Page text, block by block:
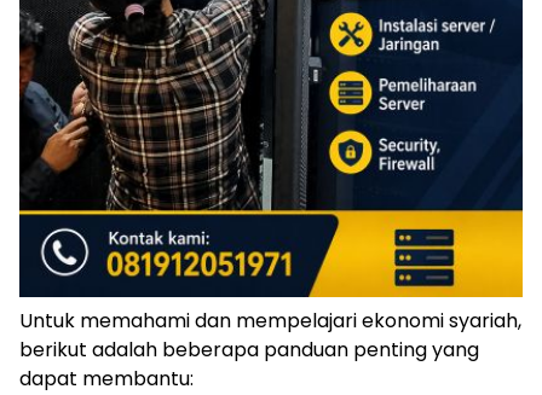
Untuk memahami dan mempelajari ekonomi syariah,
berikut adalah beberapa panduan penting yang
dapat membantu: